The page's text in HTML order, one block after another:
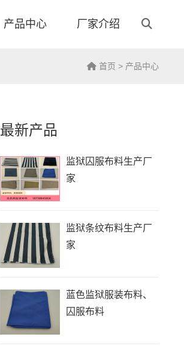
产品中心 厂家介绍
首页 > 产品中心
最新产品
监狱囚服布料生产厂
家
监狱条纹布料生产厂
家
蓝色监狱服装布料、
囚服布料